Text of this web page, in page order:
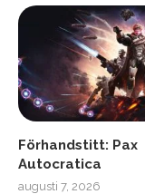
Förhandstitt: Pax
Autocratica
augusti 7, 2026